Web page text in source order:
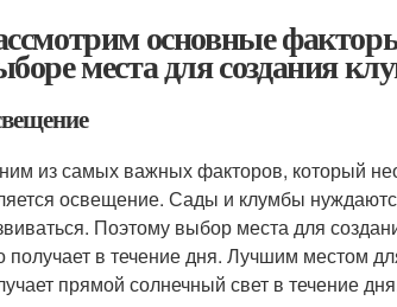
основные
места для создания
из самых важных факторов, который
освещение. Сады и клумбы
Поэтому выбор места для
получает в течение дня. Лучшим местом
прямой солнечный свет в течение